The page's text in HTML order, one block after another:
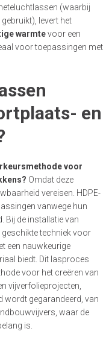
(waarbij
levert het
warmtevoor een
voor toepassingen met
en
voor
Omdat deze
vereisen. HDPE-
vanwege hun
Bij de installatie van
techniek voor
een nauwkeurige
biedt. Dit lasproces
voor het creëren van
vijverfolieprojecten,
wordt gegarandeerd, van
waar de
is.